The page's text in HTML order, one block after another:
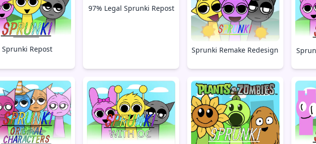
Sprunki Repost
97% Legal Sprunki Repost
Sprunki Remake Redesign